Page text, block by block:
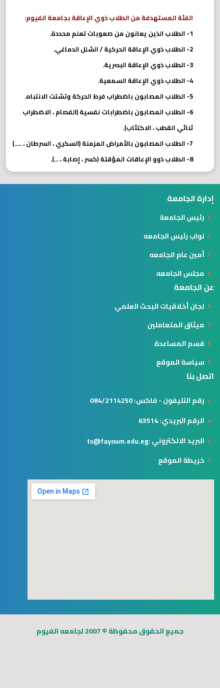
الفئة المستهدفة من الطلاب ذوي الإعاقة بجامعة الفيوم:
1- الطلاب الذين يعانون من صعوبات تعلم محددة.
2- الطلاب ذوي الإعاقة الحركية / الشلل الدماغي.
3- الطلاب ذوي الإعاقة البصرية.
4- الطلاب ذوي الإعاقة السمعية.
5- الطلاب المصابون باضطراب فرط الحركة وتشتت الانتباه.
6- الطلاب المصابون باضطرابات نفسية (الفصام ، الاضطراب
ثنائي القطب ، الاكتئاب).
7- الطلاب المصابون بالأمراض المزمنة (السكري ، السرطان ، .....)
8- الطلاب ذوو الإعاقات المؤقتة (كسر ، إصابة ، ...).
إدارة الجامعة
رئيس الجامعة
نواب رئيس الجامعه
أمين عام الجامعه
مجلس الجامعه
عن الجامعة
لجان أخلاقيات البحث العلمي
ميثاق المتعاملين
قسم المساعدة
سياسة الموقع
اتصل بنا
رقم التليفون - فاكس: 084/2114250
الرقم البريدي: 63514
البريد الالكتروني :ts@fayoum.edu.eg
خريطة الموقع
free goggle map
جميع الحقوق محفوظة © 2007 لجامعه الفيوم